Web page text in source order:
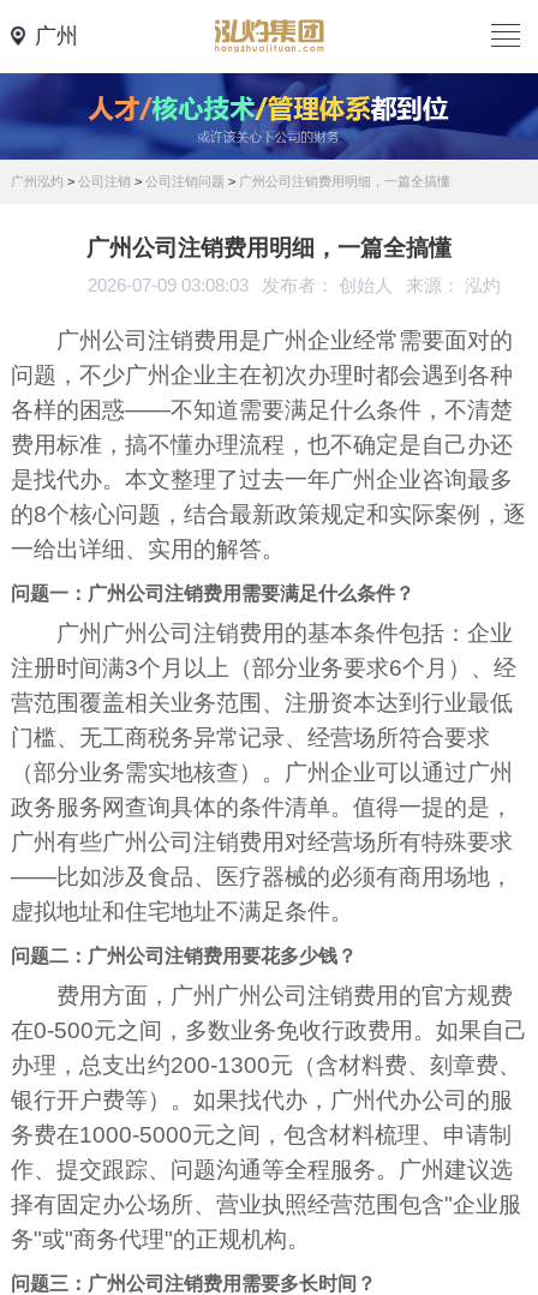
广州
广州泓灼 > 公司注销 > 公司注销问题 > 广州公司注销费用明细，一篇全搞懂
广州公司注销费用明细，一篇全搞懂
2026-07-09 03:08:03 发布者： 创始人 来源： 泓灼
广州公司注销费用是广州企业经常需要面对的
问题，不少广州企业主在初次办理时都会遇到各种
各样的困惑——不知道需要满足什么条件，不清楚
费用标准，搞不懂办理流程，也不确定是自己办还
是找代办。本文整理了过去一年广州企业咨询最多
的8个核心问题，结合最新政策规定和实际案例，逐
一给出详细、实用的解答。
问题一：广州公司注销费用需要满足什么条件？
广州广州公司注销费用的基本条件包括：企业
注册时间满3个月以上（部分业务要求6个月）、经
营范围覆盖相关业务范围、注册资本达到行业最低
门槛、无工商税务异常记录、经营场所符合要求
（部分业务需实地核查）。广州企业可以通过广州
政务服务网查询具体的条件清单。值得一提的是，
广州有些广州公司注销费用对经营场所有特殊要求
——比如涉及食品、医疗器械的必须有商用场地，
虚拟地址和住宅地址不满足条件。
问题二：广州公司注销费用要花多少钱？
费用方面，广州广州公司注销费用的官方规费
在0-500元之间，多数业务免收行政费用。如果自己
办理，总支出约200-1300元（含材料费、刻章费、
银行开户费等）。如果找代办，广州代办公司的服
务费在1000-5000元之间，包含材料梳理、申请制
作、提交跟踪、问题沟通等全程服务。广州建议选
择有固定办公场所、营业执照经营范围包含"企业服
务"或"商务代理"的正规机构。
问题三：广州公司注销费用需要多长时间？